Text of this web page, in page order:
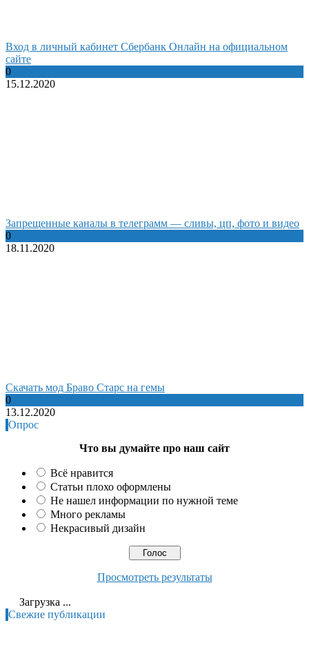
Вход в личный кабинет Сбербанк Онлайн на официальном
сайте
0
15.12.2020
Запрещенные каналы в телеграмм — сливы, цп, фото и видео
0
18.11.2020
Cкачать мод Браво Старс на гемы
0
13.12.2020
Опрос
Что вы думайте про наш сайт
Всё нравится
Статьи плохо оформлены
Не нашел информации по нужной теме
Много рекламы
Некрасивый дизайн
Просмотреть результаты
Загрузка ...
Свежие публикации